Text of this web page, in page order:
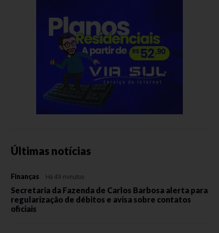
Últimas notícias
Finanças Há 49 minutos
Secretaria da Fazenda de Carlos Barbosa alerta para
regularização de débitos e avisa sobre contatos
oficiais